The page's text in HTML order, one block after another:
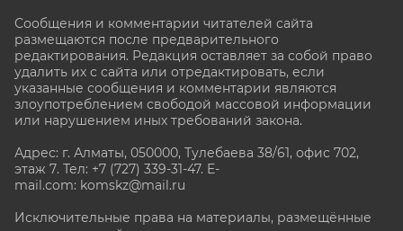
Сообщения и комментарии читателей сайта
размещаются после предварительного
редактирования. Редакция оставляет за собой право
удалить их с сайта или отредактировать, если
указанные сообщения и комментарии являются
злоупотреблением свободой массовой информации
или нарушением иных требований закона.
Адрес: г. Алматы, 050000, Тулебаева 38/61, офис 702,
этаж 7. Тел: +7 (727) 339-31-47. E-
mail.com: komskz@mail.ru
Исключительные права на материалы, размещённые